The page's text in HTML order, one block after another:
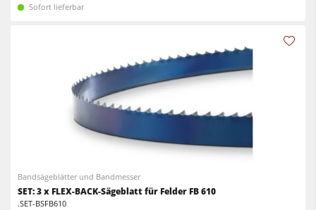
Werkstattausrüstung
F4Solutions Software
Automatisierung & Materialhandling
Sofort lieferbar
Bandsägeblätter und Bandmesser
SET: 3 x FLEX-BACK-Sägeblatt für Felder FB 610
.SET-BSFB610